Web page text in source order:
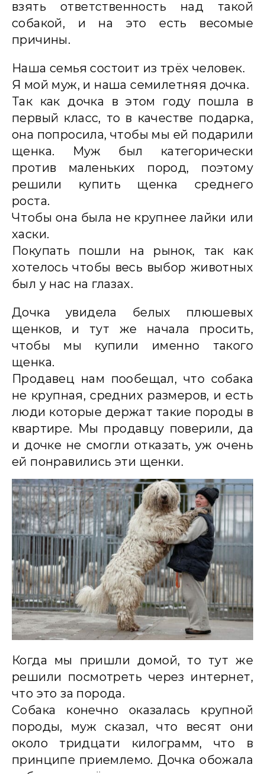
взять ответственность над такой
собакой, и на это есть весомые
причины.
Наша семья состоит из трёх человек.
Я мой муж, и наша семилетняя дочка.
Так как дочка в этом году пошла в
первый класс, то в качестве подарка,
она попросила, чтобы мы ей подарили
щенка. Муж был категорически
против маленьких пород, поэтому
решили купить щенка среднего
роста.
Чтобы она была не крупнее лайки или
хаски.
Покупать пошли на рынок, так как
хотелось чтобы весь выбор животных
был у нас на глазах.
Дочка увидела белых плюшевых
щенков, и тут же начала просить,
чтобы мы купили именно такого
щенка.
Продавец нам пообещал, что собака
не крупная, средних размеров, и есть
люди которые держат такие породы в
квартире. Мы продавцу поверили, да
и дочке не смогли отказать, уж очень
ей понравились эти щенки.
Когда мы пришли домой, то тут же
решили посмотреть через интернет,
что это за порода.
Собака конечно оказалась крупной
породы, муж сказал, что весят они
около тридцати килограмм, что в
принципе приемлемо. Дочка обожала